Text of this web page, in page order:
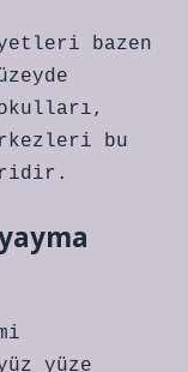
bazen
bu
yüze